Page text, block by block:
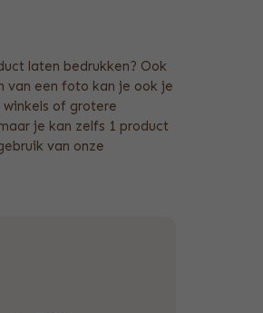
laten bedrukken? Ook
van een foto kan je ook je
of grotere
je kan zelfs 1 product
van onze